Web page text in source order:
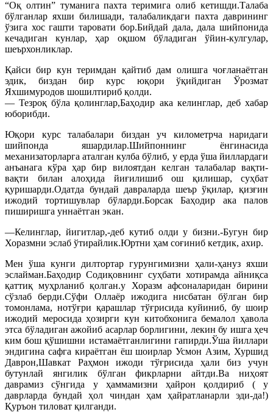
“Оқ олтин” туманига пахта теримига олиб кетишди.Талаба
бўлганлар яхши билишади, талабаликдаги пахта даврининг
ўзига хос гашти таровати бор.Бийдай дала, дала шийпонида
кечадиган кунлар, ҳар оқшом бўладиган ўйин-кулгулар,
шеърхонликлар.
Қайси бир кун теримдан қайтиб дам олишга чоғланаётган
эдик, биздан бир курс юқори ўқийдиган Ўрозмат
Яхшимуродов шошилтириб қолди.
— Тезроқ бўла қолинглар,Баҳодир ака келинглар, деб хабар
юборибди.
Юқори курс талабалари биздан уч километрча наридаги
шийпонда яшардилар.Шийпоннинг ёнгинасида
механизаторларга аталган кулба бўлиб, у ерда ўша йиллардаги
анъанага кўра ҳар бир вилоятдан келган талабалар вақти-
вақти билан алоҳида йиғилишиб ош қилишар, суҳбат
қуришарди.Одатда бундай давраларда шеър ўқилар, қизғин
ижодий тортишувлар бўларди.Борсак Баҳодир ака палов
пиширишга уннаётган экан.
—Келинглар, йигитлар,-деб кутиб олди у бизни.-Бугун бир
Хоразмни эслаб ўтирайлик.Юртни ҳам соғиниб кетдик, ахир.
Мен ўша кунги дилтортар гурунгимизни ҳали-ҳануз яхши
эслайман.Баҳодир Содиқовнинг суҳбати хотирамда айниқса
қаттиқ муҳрланиб қолган.у Хоразм афсоналаридан бирини
сўзлаб берди.Сўфи Оллаёр ижодига нисбатан бўлган бир
томонлама, нотўғри қарашлар тўғрисида куйиниб, бу шоир
ижодий меросида ҳозирги кун китобхонига бемалол ҳавола
этса бўладиган ажойиб асарлар борлигини, лекин бу ишга ҳеч
ким бош қўшишни истамаётганлигини гапирди.Ўша йиллари
эндигина сафга кираётган ёш шоирлар Усмон Азим, Хуршид
Даврон,Шавкат Раҳмон ижоди тўғрисида ҳали биз учун
бутунлай янгилик бўлган фикрларни айтди.Ва ниҳоят
даврамиз сўнгида у ҳаммамизни ҳайрон қолдириб ( у
даврларда бундай ҳол чиндан ҳам ҳайратланарли эди-да!)
Қуръон тиловат қилганди.